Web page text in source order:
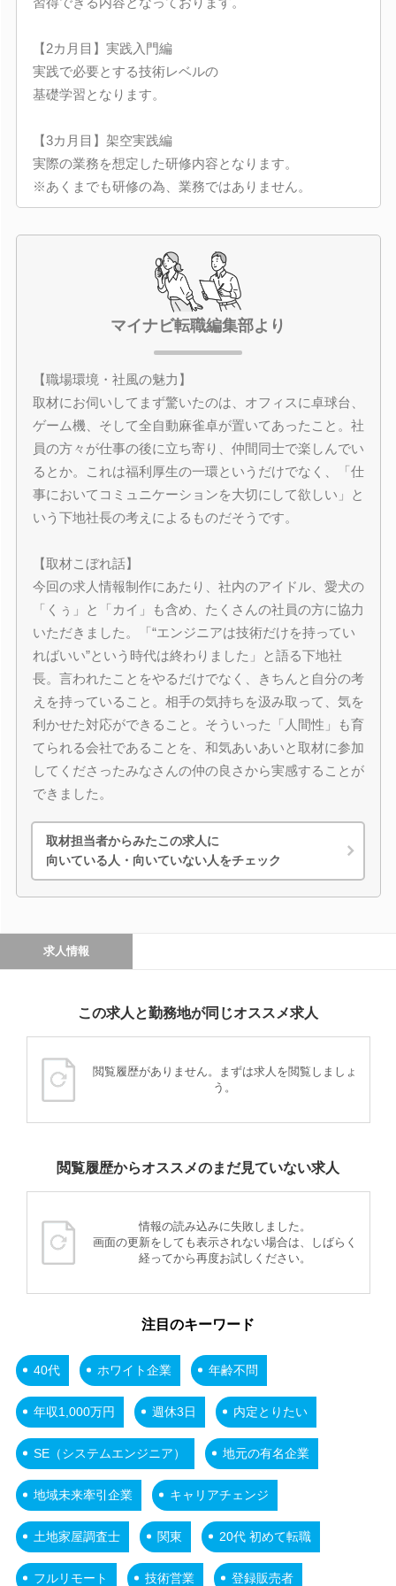
【2カ月目】実践入門編
実践で必要とする技術レベルの
基礎学習となります。
【3カ月目】架空実践編
実際の業務を想定した研修内容となります。
※あくまでも研修の為、業務ではありません。
マイナビ転職編集部より
【職場環境・社風の魅力】
取材にお伺いしてまず驚いたのは、オフィスに卓球台、
ゲーム機、そして全自動麻雀卓が置いてあったこと。社
員の方々が仕事の後に立ち寄り、仲間同士で楽しんでい
るとか。これは福利厚生の一環というだけでなく、「仕
事においてコミュニケーションを大切にして欲しい」と
いう下地社長の考えによるものだそうです。
【取材こぼれ話】
今回の求人情報制作にあたり、社内のアイドル、愛犬の
「くぅ」と「カイ」も含め、たくさんの社員の方に協力
いただきました。「“エンジニアは技術だけを持ってい
ればいい”という時代は終わりました」と語る下地社
長。言われたことをやるだけでなく、きちんと自分の考
えを持っていること。相手の気持ちを汲み取って、気を
利かせた対応ができること。そういった「人間性」も育
てられる会社であることを、和気あいあいと取材に参加
してくださったみなさんの仲の良さから実感することが
できました。
取材担当者からみたこの求人に
向いている人・向いていない人をチェック
求人情報
この求人と勤務地が同じオススメ求人
閲覧履歴がありません。まずは求人を閲覧しましょ
う。
閲覧履歴からオススメのまだ見ていない求人
情報の読み込みに失敗しました。
画面の更新をしても表示されない場合は、しばらく
経ってから再度お試しください。
注目のキーワード
40代 ホワイト企業 年齢不問
年収1,000万円 週休3日 内定とりたい
SE（システムエンジニア） 地元の有名企業
地域未来牽引企業 キャリアチェンジ
土地家屋調査士 関東 20代 初めて転職
フルリモート 技術営業 登録販売者